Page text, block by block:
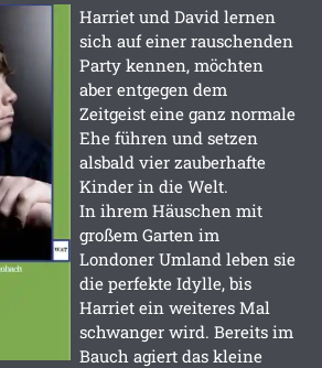
Harriet und David lernen
sich auf einer rauschenden
Party kennen, möchten
aber entgegen dem
Zeitgeist eine ganz normale
Ehe führen und setzen
alsbald vier zauberhafte
Kinder in die Welt.
In ihrem Häuschen mit
großem Garten im
Londoner Umland leben sie
die perfekte Idylle, bis
Harriet ein weiteres Mal
schwanger wird. Bereits im
Bauch agiert das kleine